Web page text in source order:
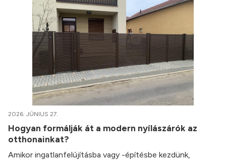
2026. JÚNIUS 27.
Hogyan formálják át a modern nyílászárók az
otthonainkat?
Amikor ingatlanfelújításba vagy -építésbe kezdünk,